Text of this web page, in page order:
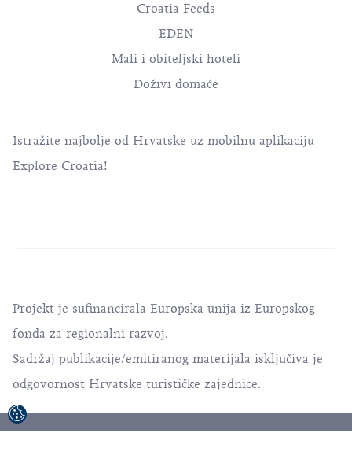
Croatia Feeds
EDEN
Mali i obiteljski hoteli
Doživi domaće
Istražite najbolje od Hrvatske uz mobilnu aplikaciju
Explore Croatia!
Projekt je sufinancirala Europska unija iz Europskog
fonda za regionalni razvoj.
Sadržaj publikacije/emitiranog materijala isključiva je
odgovornost Hrvatske turističke zajednice.